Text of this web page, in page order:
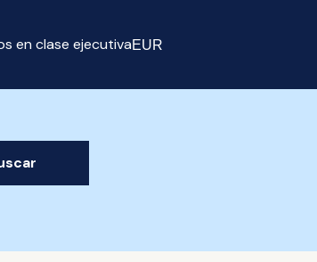
en clase ejecutivaEUR